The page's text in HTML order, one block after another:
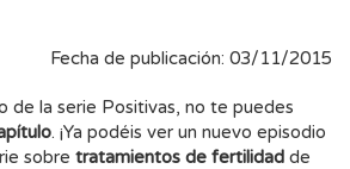
Fecha de publicación: 03/11/2015
de la serie Positivas, no te puedes
. ¡Ya podéis ver un nuevo episodio
sobre tratamientos de fertilidad de